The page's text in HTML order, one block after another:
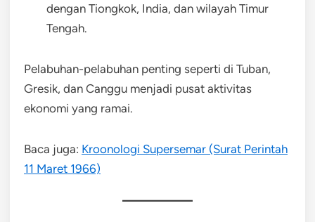
dengan Tiongkok, India, dan wilayah Timur
Tengah.
Pelabuhan-pelabuhan penting seperti di Tuban,
Gresik, dan Canggu menjadi pusat aktivitas
ekonomi yang ramai.
Baca juga: Kroonologi Supersemar (Surat Perintah
11 Maret 1966)